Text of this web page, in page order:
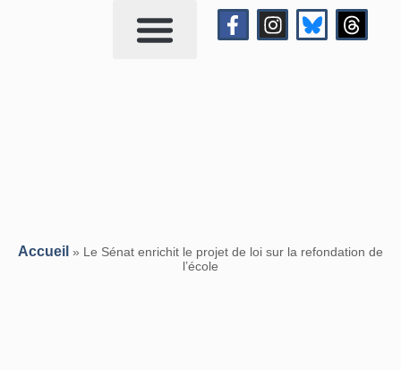
Accueil » Le Sénat enrichit le projet de loi sur la refondation de
l’école